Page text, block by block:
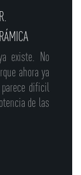
existe. No
ahora ya
dificil
de las